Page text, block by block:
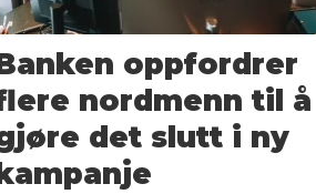
oppfordrer
nordmenn til å
det slutt i ny